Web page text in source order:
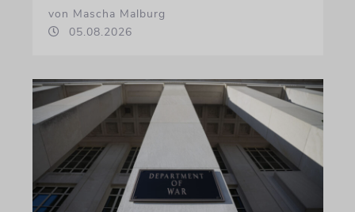
von Mascha Malburg
05.08.2026